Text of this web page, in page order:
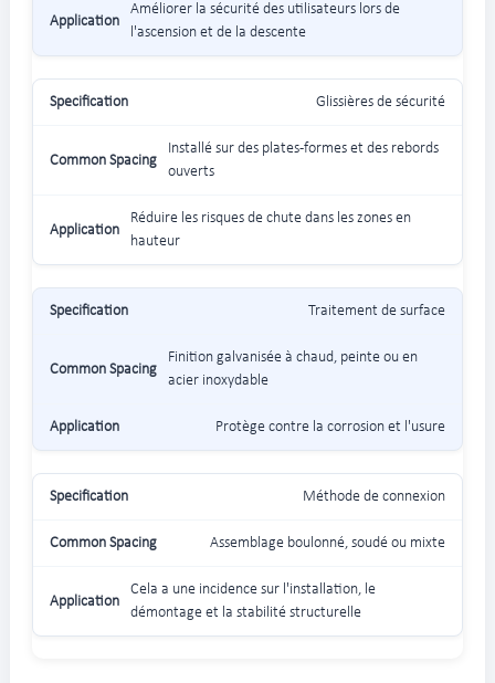
Améliorer la sécurité des utilisateurs lors de
l'ascension et de la descente
Glissières de sécurité
Installé sur des plates-formes et des rebords
ouverts
Réduire les risques de chute dans les zones en
hauteur
Traitement de surface
Finition galvanisée à chaud, peinte ou en
acier inoxydable
Protège contre la corrosion et l'usure
Méthode de connexion
Assemblage boulonné, soudé ou mixte
Cela a une incidence sur l'installation, le
démontage et la stabilité structurelle